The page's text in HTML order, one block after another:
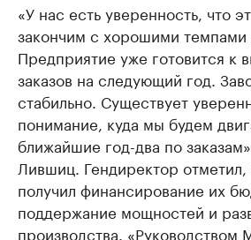
«У нас есть уверенность, что
закончим с хорошими темпами
Предприятие уже готовится к
заказов на следующий год.
стабильно. Существует
понимание, куда мы будем
ближайшие год-два по
Лившиц. Гендиректор отметил,
получил финансирование их
поддержание мощностей и
производства. «Руководством